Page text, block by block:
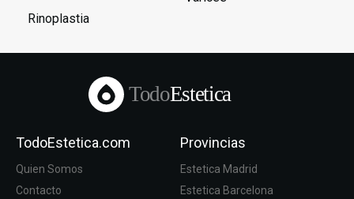
Rinoplastia
TodoEstetica
TodoEstetica.com
Quien Somos
Contacto
Provincias
Estetica Madrid
Estetica Barcelona